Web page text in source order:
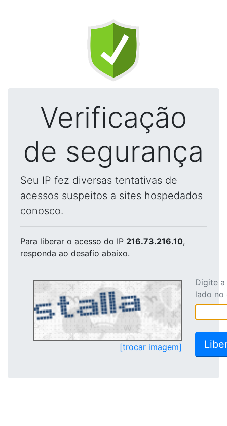
Verificação
de segurança
Seu IP fez diversas tentativas de
acessos suspeitos a sites hospedados
conosco.
Para liberar o acesso do IP 216.73.216.10,
responda ao desafio abaixo.
[trocar imagem]
Digite
lado no